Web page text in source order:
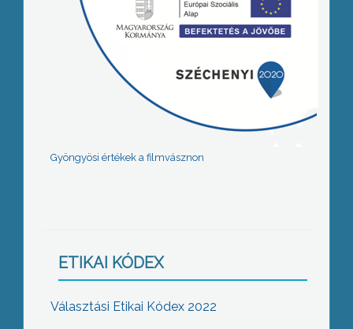
Gyöngyösi értékek a filmvásznon
ETIKAI KÓDEX
Választási Etikai Kódex 2022